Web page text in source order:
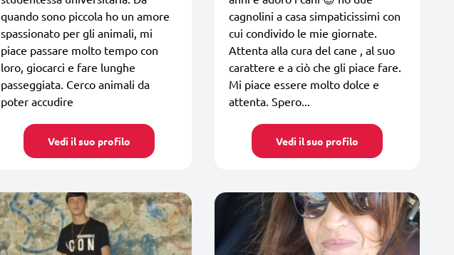
quando sono piccola ho un amore
spassionato per gli animali, mi
piace passare molto tempo con
loro, giocarci e fare lunghe
passeggiata. Cerco animali da
poter accudire
Vedi il suo profilo
cagnolini a casa simpaticissimi con
cui condivido le mie giornate.
Attenta alla cura del cane , al suo
carattere e a ciò che gli piace fare.
Mi piace essere molto dolce e
attenta. Spero...
Vedi il suo profilo